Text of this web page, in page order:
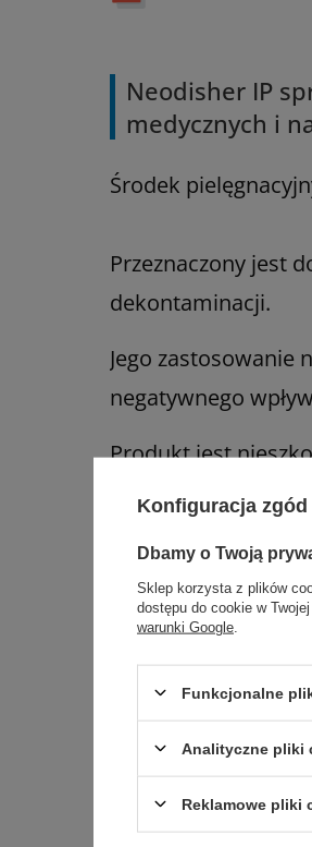
Neodisher IP
medycznych i
Środek
Przeznaczony jest
dekontaminacji.
Jego zastosowanie
negatywnego
Produkt jest
Zadaj
Konfiguracja zgód
Dbamy o Twoją
Sklep korzysta z plików
dostępu do cookie w
warunki Google
Funkcjonalne
Analityczne pliki
Reklamowe pliki